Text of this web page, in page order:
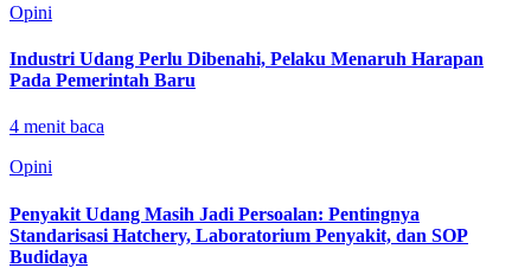
Opini
Industri Udang Perlu Dibenahi, Pelaku Menaruh Harapan
Pada Pemerintah Baru
4 menit baca
Opini
Penyakit Udang Masih Jadi Persoalan: Pentingnya
Standarisasi Hatchery, Laboratorium Penyakit, dan SOP
Budidaya